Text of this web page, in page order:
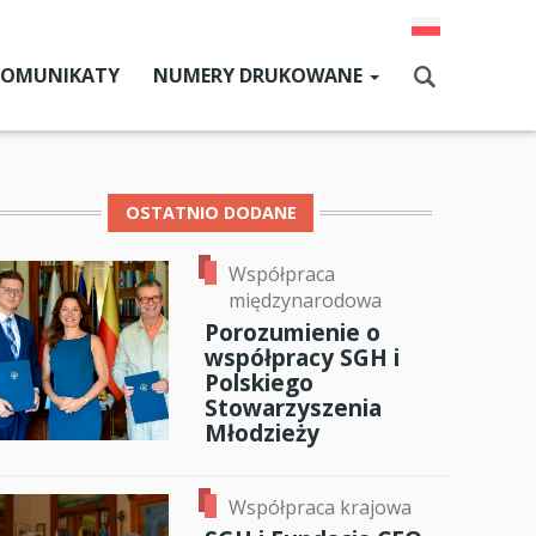
SGH
SGH
NUMERY DRUKOWANE
Aktualny numer
OSTATNIO DODANE
Współpraca
międzynarodowa
Porozumienie o
współpracy SGH i
Polskiego
Stowarzyszenia
Młodzieży
Współpraca krajowa